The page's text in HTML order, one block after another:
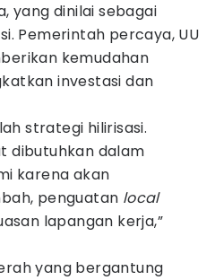
yang dinilai sebagai
Pemerintah percaya, UU
kemudahan
investasi dan
strategi hilirisasi.
dibutuhkan dalam
karena akan
penguatan local
lapangan kerja,”
yang bergantung